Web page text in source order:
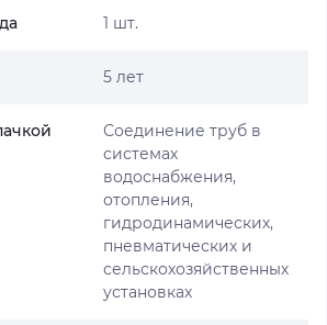
1 шт.
5 лет
Соединение труб в
системах
водоснабжения,
отопления,
гидродинамических,
пневматических и
сельскохозяйственных
установках